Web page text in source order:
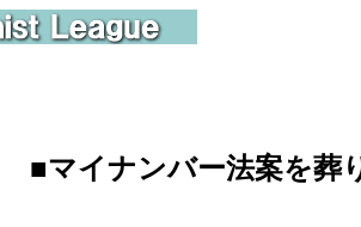
■マイナンバー法案を葬